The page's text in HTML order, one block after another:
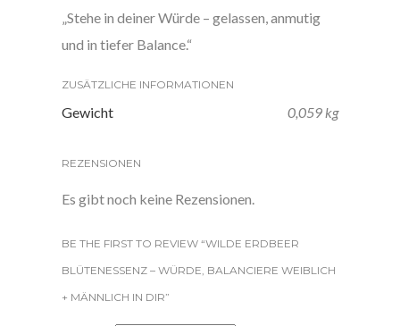
„Stehe in deiner Würde – gelassen, anmutig
und in tiefer Balance.“
ZUSÄTZLICHE INFORMATIONEN
Gewicht 0,059 kg
REZENSIONEN
Es gibt noch keine Rezensionen.
BE THE FIRST TO REVIEW “WILDE ERDBEER
BLÜTENESSENZ – WÜRDE, BALANCIERE WEIBLICH
+ MÄNNLICH IN DIR”